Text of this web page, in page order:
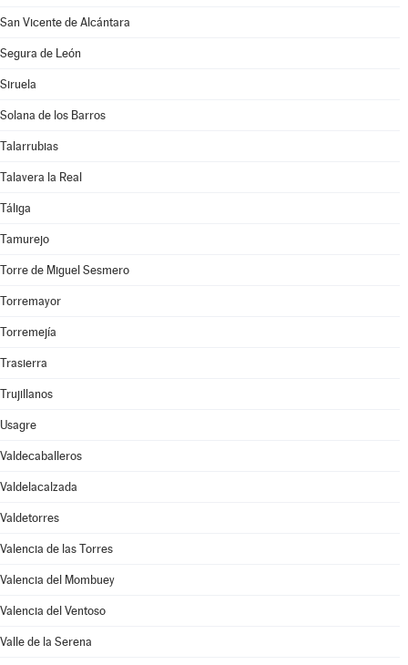
San Vicente de Alcántara
Segura de León
Siruela
Solana de los Barros
Talarrubias
Talavera la Real
Táliga
Tamurejo
Torre de Miguel Sesmero
Torremayor
Torremejía
Trasierra
Trujillanos
Usagre
Valdecaballeros
Valdelacalzada
Valdetorres
Valencia de las Torres
Valencia del Mombuey
Valencia del Ventoso
Valle de la Serena